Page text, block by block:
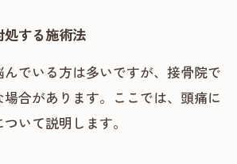
する施術法
でいる方は多いですが、接骨院で
合があります。ここでは、頭痛に
いて説明します。